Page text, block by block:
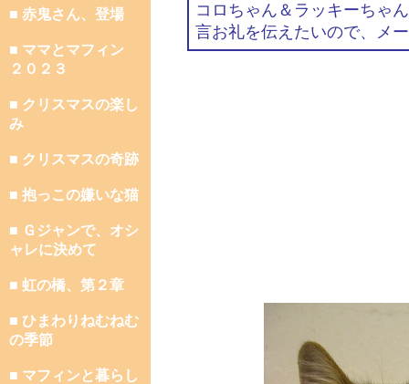
■ 赤鬼さん、登場
■ ママとマフィン
２０２３
■ クリスマスの楽し
み
■ クリスマスの奇跡
■ 抱っこの嫌いな猫
■ Ｇジャンで、オシ
ャレに決めて
■ 虹の橋、第２章
■ ひまわりねむねむ
の季節
■ マフィンと暮らし
コロちゃん＆ラッキーちゃ
言お礼を伝えたいので、メ